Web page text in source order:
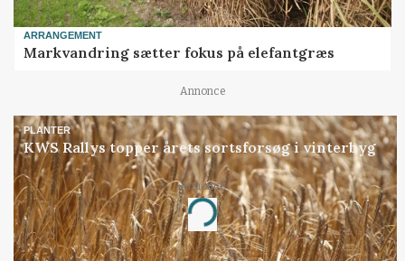
ARRANGEMENT
Markvandring sætter fokus på elefantgræs
Annonce
PLANTER
KWS Rallys topper årets sortsforsøg i vinterbyg
Annonce
Loading...